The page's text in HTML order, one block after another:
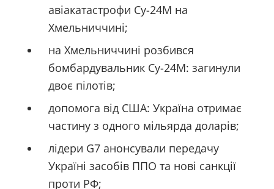
авіакатастрофи Су-24М на
Хмельниччині;
на Хмельниччині розбився
бомбардувальник Су-24М: загинули
двоє пілотів;
допомога від США: Україна отримає
частину з одного мільярда доларів;
лідери G7 анонсували передачу
Україні засобів ППО та нові санкції
проти РФ;